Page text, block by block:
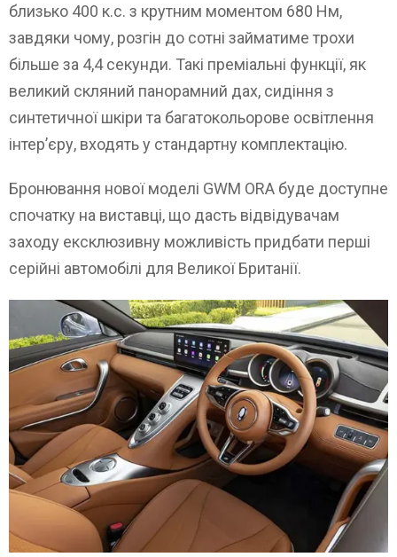
близько 400 к.с. з крутним моментом 680 Нм,
завдяки чому, розгін до сотні займатиме трохи
більше за 4,4 секунди. Такі преміальні функції, як
великий скляний панорамний дах, сидіння з
синтетичної шкіри та багатокольорове освітлення
інтер’єру, входять у стандартну комплектацію.
Бронювання нової моделі GWM ORA буде доступне
спочатку на виставці, що дасть відвідувачам
заходу ексклюзивну можливість придбати перші
серійні автомобілі для Великої Британії.